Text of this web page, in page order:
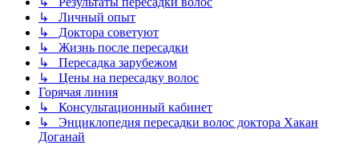
↳ Личный опыт
↳ Доктора советуют
↳ Жизнь после пересадки
↳ Пересадка зарубежом
↳ Цены на пересадку волос
Горячая линия
↳ Консультационный кабинет
↳ Энциклопедия пересадки волос доктора Хакан
Доганай